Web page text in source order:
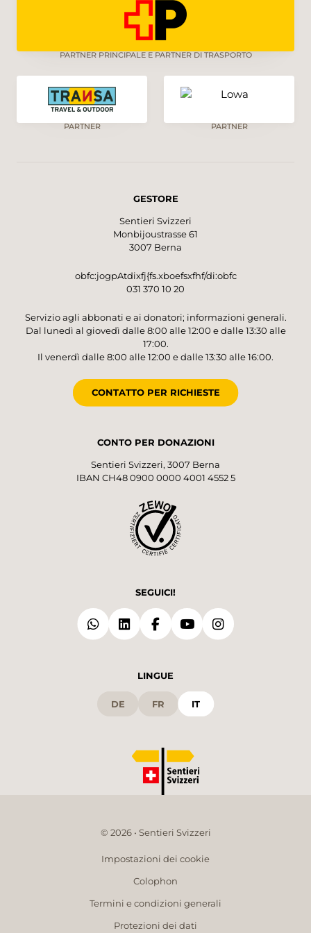
PARTNER PRINCIPALE E PARTNER DI TRASPORTO
PARTNER PARTNER
GESTORE
Sentieri Svizzeri
Monbijoustrasse 61
3007 Berna
obfc:jogpAtdixfj{fs.xboefsxfhf/di:obfc
031 370 10 20
Servizio agli abbonati e ai donatori; informazioni generali.
Dal lunedì al giovedì dalle 8:00 alle 12:00 e dalle 13:30 alle
17:00.
Il venerdì dalle 8:00 alle 12:00 e dalle 13:30 alle 16:00.
CONTATTO PER RICHIESTE
CONTO PER DONAZIONI
Sentieri Svizzeri, 3007 Berna
IBAN CH48 0900 0000 4001 4552 5
SEGUICI!
LINGUE
DE FR IT
© 2026 • Sentieri Svizzeri
Impostazioni dei cookie
Colophon
Termini e condizioni generali
Protezioni dei dati